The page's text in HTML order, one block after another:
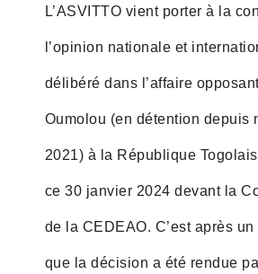
L’ASVITTO vient porter à la
l’opinion nationale et
délibéré dans l’affaire
Oumolou (en détention depuis
2021) à la République
ce 30 janvier 2024 devant la
de la CEDEAO. C’est après
que la décision a été rendue